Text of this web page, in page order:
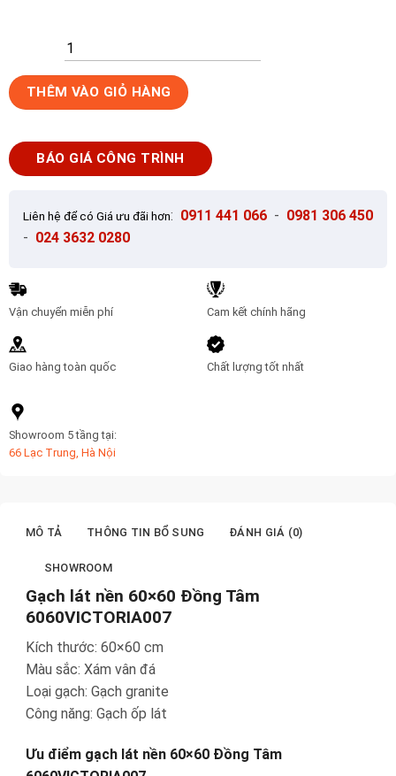
Gạch
lát
60x60
Đồng
lượng
THÊM VÀO GIỎ HÀNG
BÁO GIÁ CÔNG TRÌNH
Liên hệ để có Giá ưu đãi hơn: 0911 441 066 - 0981 306 450
- 024 3632 0280
Vận chuyển miễn phí
Giao hàng toàn quốc
Cam kết chính hãng
Chất lượng tốt nhất
Showroom 5 tầng tại:
66 Lạc Trung, Hà Nội
MÔ TẢ THÔNG TIN BỔ SUNG ĐÁNH GIÁ (0)
SHOWROOM
Gạch lát nền 60×60 Đồng Tâm
6060VICTORIA007
Kích thước: 60×60 cm
Màu sắc: Xám vân đá
Loại gạch: Gạch granite
Công năng: Gạch ốp lát
Ưu điểm gạch lát nền 60×60 Đồng Tâm